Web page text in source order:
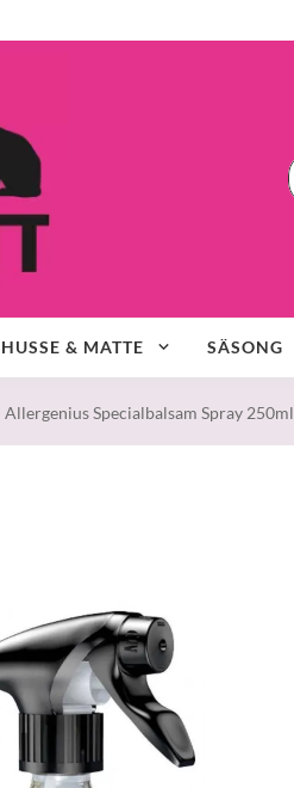
HUSSE & MATTE SÄSONG
Allergenius Specialbalsam Spray 250ml